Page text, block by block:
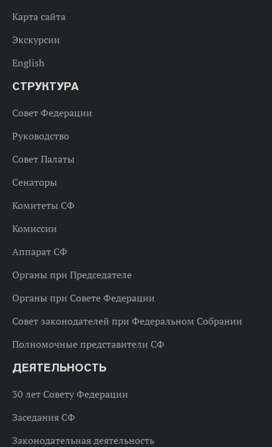
Карта сайта
Экскурсии
English
СТРУКТУРА
Совет Федерации
Руководство
Совет Палаты
Сенаторы
Комитеты СФ
Комиссии
Аппарат СФ
Органы при Председателе
Органы при Совете Федерации
Совет законодателей при Федеральном Собрании
Полномочные представители СФ
ДЕЯТЕЛЬНОСТЬ
30 лет Совету Федерации
Заседания СФ
Законодательная деятельность